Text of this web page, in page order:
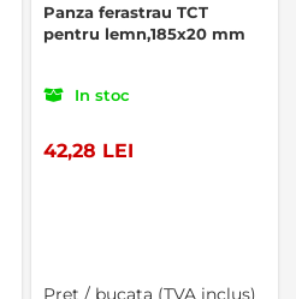
Panza ferastrau TCT
pentru lemn,185x20 mm
In stoc
42,28 LEI
Pret / bucata (TVA inclus)